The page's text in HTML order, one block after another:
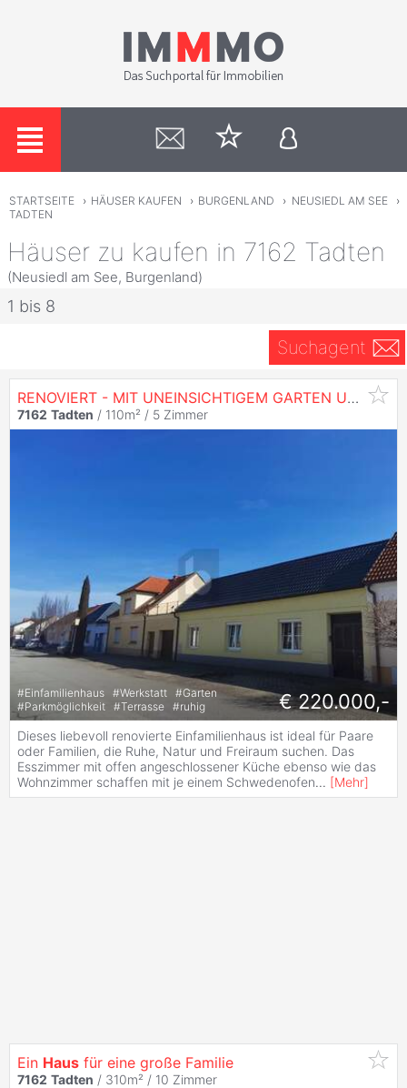
STARTSEITE › HÄUSER KAUFEN › BURGENLAND › NEUSIEDL AM SEE
›
TADTEN
Häuser zu kaufen in 7162 Tadten
(Neusiedl am See, Burgenland)
1 bis 8
Suchagent
RENOVIERT - MIT UNEINSICHTIGEM GARTEN UND ZWEITEM ZUGANG
7162 Tadten / 110m² / 5 Zimmer
#Einfamilienhaus #Werkstatt #Garten
#Parkmöglichkeit #Terrasse #ruhig € 220.000,-
Dieses liebevoll renovierte Einfamilienhaus ist ideal für Paare
oder Familien, die Ruhe, Natur und Freiraum suchen. Das
Esszimmer mit offen angeschlossener Küche ebenso wie das
Wohnzimmer schaffen mit je einem Schwedenofen... [Mehr]
Ein Haus für eine große Familie
7162 Tadten / 310m² / 10 Zimmer